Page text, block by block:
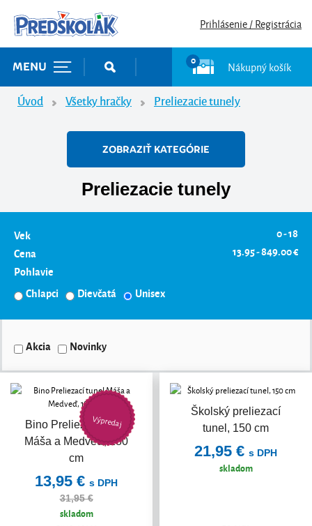
Prihlásenie / Registrácia
MENU 0 Nákupný košík
Úvod Všetky hračky Preliezacie tunely
ZOBRAZIŤ KATEGÓRIE
Preliezacie tunely
Vek
0 - 18
Cena
13.95 - 849.00 €
Pohlavie
Chlapci
Dievčatá Unisex
Akcia Novinky
Bino Preliezací tunel
Máša a Medveď, 180
cm
Akcia
Výpredaj
13,95 € s DPH
31,95 €
skladom
Školský preliezací
tunel, 150 cm
21,95 € s DPH
skladom